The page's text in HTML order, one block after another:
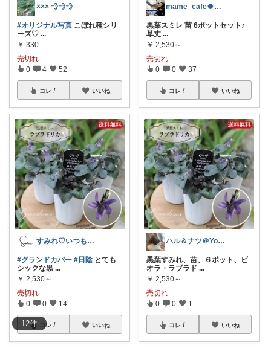
12件
××× 💨💨💨
#オリジナル写真 こぼれ種シリ
ーズ♡ ...
￥ 330
売切れ
0 4 52
コレ いいね
すみれ♡いつもありがとう😌
#グランドカバー #日陰 とても
シックな黒 ...
￥ 2,530～
売切れ
0 0 14
コレ いいね
mame_cafe🍀いつもありがとう♪
黒葉スミレ 苗 6ポットセット♪
草丈 ...
￥ 2,530～
売切れ
0 0 37
コレ いいね
ハル＆ナツ＠YouTubeやってます
黒葉すみれ、苗、６ポット、ビ
オラ・ラブラド ...
￥ 2,530～
売切れ
0 0 1
コレ いいね